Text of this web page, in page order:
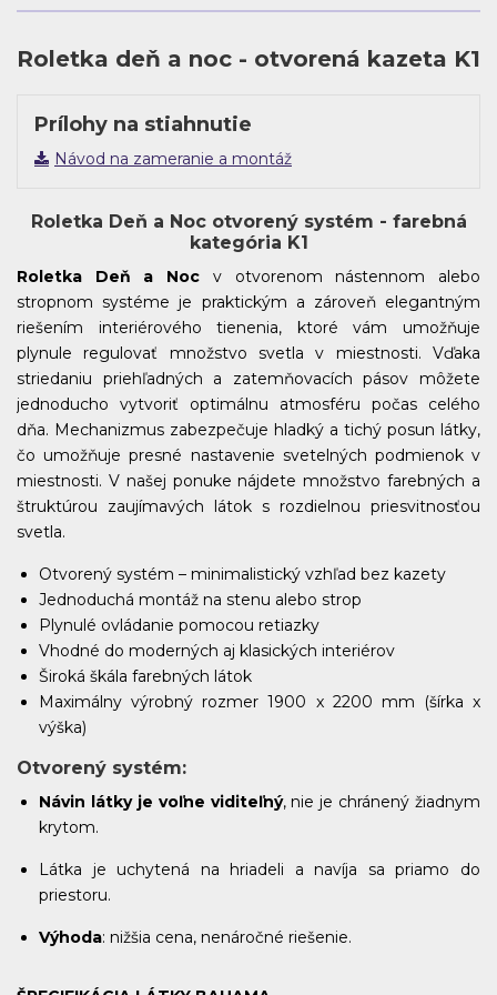
BH 1302 BH 1303 BH 1304 BH 1305
BH 1306 BH 1307 BH 1308
BH 1313 BH 1314 BH 1319 BH 1320
BH 1321 BH 1329 BH 1401 BH 1402
BH 1500 BH 1501 BH 1502
BH 1504 BH 1505 BH 1506 BH 1507
Roletka deň a noc - otvorená kazeta K1
Prílohy na stiahnutie
Návod na zameranie a montáž
Roletka Deň a Noc otvorený systém - farebná
kategória K1
Roletka Deň a Noc v otvorenom nástennom alebo
stropnom systéme je praktickým a zároveň elegantným
riešením interiérového tienenia, ktoré vám umožňuje
plynule regulovať množstvo svetla v miestnosti. Vďaka
striedaniu priehľadných a zatemňovacích pásov môžete
jednoducho vytvoriť optimálnu atmosféru počas celého
dňa. Mechanizmus zabezpečuje hladký a tichý posun látky,
čo umožňuje presné nastavenie svetelných podmienok v
miestnosti. V našej ponuke nájdete množstvo farebných a
štruktúrou zaujímavých látok s rozdielnou priesvitnosťou
svetla.
Otvorený systém – minimalistický vzhľad bez kazety
Jednoduchá montáž na stenu alebo strop
Plynulé ovládanie pomocou retiazky
Vhodné do moderných aj klasických interiérov
Široká škála farebných látok
Maximálny výrobný rozmer 1900 x 2200 mm (šírka x
výška)
Otvorený systém:
Návin látky je voľne viditeľný, nie je chránený žiadnym
krytom.
Látka je uchytená na hriadeli a navíja sa priamo do
priestoru.
Výhoda: nižšia cena, nenáročné riešenie.